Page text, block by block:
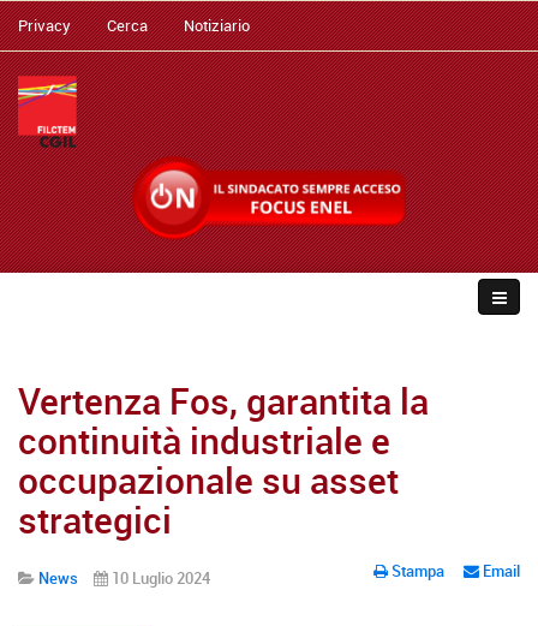
Privacy Cerca Notiziario
Vertenza Fos, garantita la
continuità industriale e
occupazionale su asset
strategici
Stampa Email
News 10 Luglio 2024